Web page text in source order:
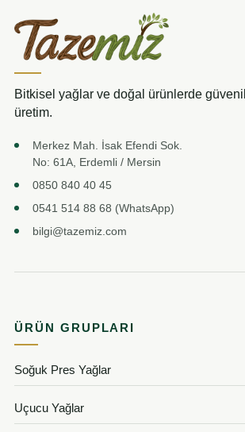
Bitkisel yağlar ve doğal ürünlerde
üretim.
Merkez Mah. İsak Efendi Sok.
No: 61A, Erdemli / Mersin
0850 840 40 45
0541 514 88 68 (WhatsApp)
bilgi@tazemiz.com
ÜRÜN GRUPLARI
Soğuk Pres Yağlar
Uçucu Yağlar